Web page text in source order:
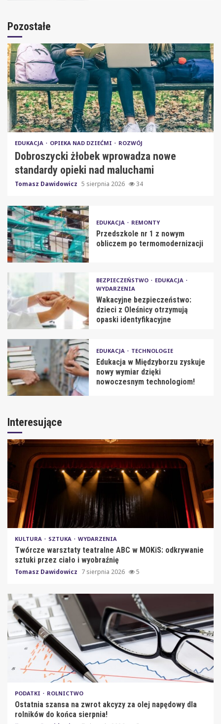
Pozostałe
EDUKACJA OPIEKA NAD DZIEĆMI ROZWÓJ
Dobroszycki żłobek wprowadza nowe
standardy opieki nad maluchami
Tomasz Dawidowicz 5 sierpnia 2026 34
EDUKACJA REMONTY
Przedszkole nr 1 z nowym
obliczem po termomodernizacji
BEZPIECZEŃSTWO
EDUKACJA
WYDARZENIA
Wakacyjne bezpieczeństwo:
dzieci z Oleśnicy otrzymują
opaski identyfikacyjne
EDUKACJA TECHNOLOGIE
Edukacja w Międzyborzu zyskuje
nowy wymiar dzięki
nowoczesnym technologiom!
Interesujące
KULTURA SZTUKA WYDARZENIA
Twórcze warsztaty teatralne ABC w MOKiS: odkrywanie
sztuki przez ciało i wyobraźnię
Tomasz Dawidowicz 7 sierpnia 2026 5
PODATKI ROLNICTWO
Ostatnia szansa na zwrot akcyzy za olej napędowy dla
rolników do końca sierpnia!